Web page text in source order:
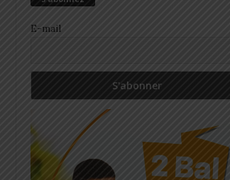
E-mail